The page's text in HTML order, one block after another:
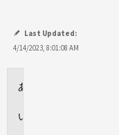
Last Updated:
4/14/2023, 8:01:08 AM